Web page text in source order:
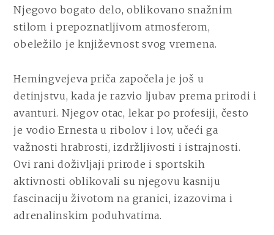
I
AVANTURISTE
Njegovo bogato delo, oblikovano snažnim
stilom i prepoznatljivom atmosferom,
obeležilo je književnost svog vremena.
Hemingvejeva priča započela je još u
detinjstvu, kada je razvio ljubav prema prirodi i
avanturi. Njegov otac, lekar po profesiji, često
je vodio Ernesta u ribolov i lov, učeći ga
važnosti hrabrosti, izdržljivosti i istrajnosti.
Ovi rani doživljaji prirode i sportskih
aktivnosti oblikovali su njegovu kasniju
fascinaciju životom na granici, izazovima i
adrenalinskim poduhvatima.